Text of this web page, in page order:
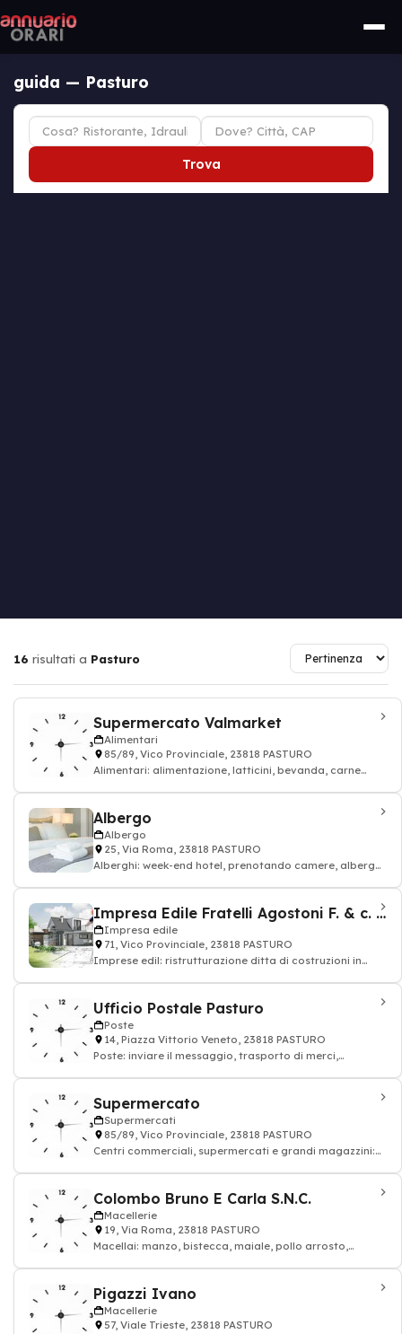
guida — Pasturo
Trova
16 risultati a Pasturo
Supermercato Valmarket
Alimentari
85/89, Vico Provinciale, 23818 PASTURO
Alimentari: alimentazione, latticini, bevanda, carne
Albergo
Albergo
25, Via Roma, 23818 PASTURO
Alberghi: week-end hotel, prenotando camere, albergo
Impresa Edile Fratelli Agostoni F. & c. sas
Impresa edile
71, Vico Provinciale, 23818 PASTURO
Imprese edil: ristrutturazione ditta di costruzioni in
Ufficio Postale Pasturo
Poste
14, Piazza Vittorio Veneto, 23818 PASTURO
Poste: inviare il messaggio, trasporto di merci,
Supermercato
Supermercati
85/89, Vico Provinciale, 23818 PASTURO
Centri commerciali, supermercati e grandi magazzini:
Colombo Bruno E Carla S.N.C.
Macellerie
19, Via Roma, 23818 PASTURO
Macellai: manzo, bistecca, maiale, pollo arrosto,
Pigazzi Ivano
Macellerie
57, Viale Trieste, 23818 PASTURO